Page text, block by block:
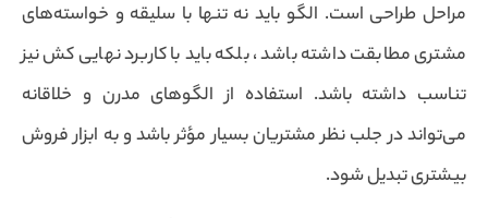
مراحل طراحی است. الگو باید نه تنها با سلیقه و خواسته‌های
مشتری مطابقت داشته باشد ، بلکه باید با کاربرد نهایی کش نیز
تناسب داشته باشد. استفاده از الگوهای مدرن و خلاقانه
می‌تواند در جلب نظر مشتریان بسیار مؤثر باشد و به ابزار فروش
بیشتری تبدیل شود.